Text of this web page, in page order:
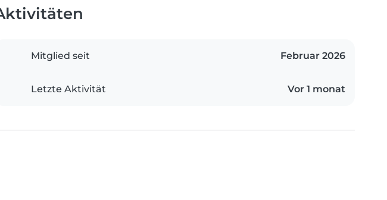
Mitglied seit Februar 2026
Letzte Aktivität Vor 1 monat